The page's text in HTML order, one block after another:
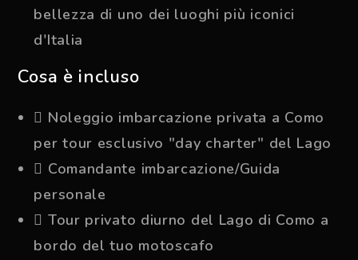
bellezza di uno dei luoghi più iconici
d'Italia
Cosa è incluso
Noleggio imbarcazione privata a Como
per tour esclusivo "day charter" del Lago
Comandante imbarcazione/Guida
personale
Tour privato diurno del Lago di Como a
bordo del tuo motoscafo